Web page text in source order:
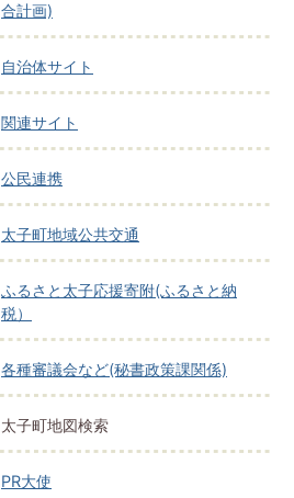
合計画)
自治体サイト
関連サイト
公民連携
太子町地域公共交通
ふるさと太子応援寄附(ふるさと納
税）
各種審議会など(秘書政策課関係)
太子町地図検索
PR大使